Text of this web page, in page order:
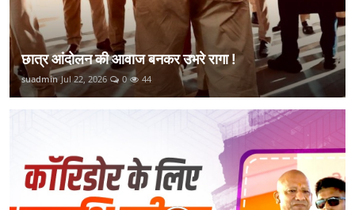
छात्र आंदोलन की आवाज बनकर उभरे रागा !
suadmin Jul 22, 2026 0 44